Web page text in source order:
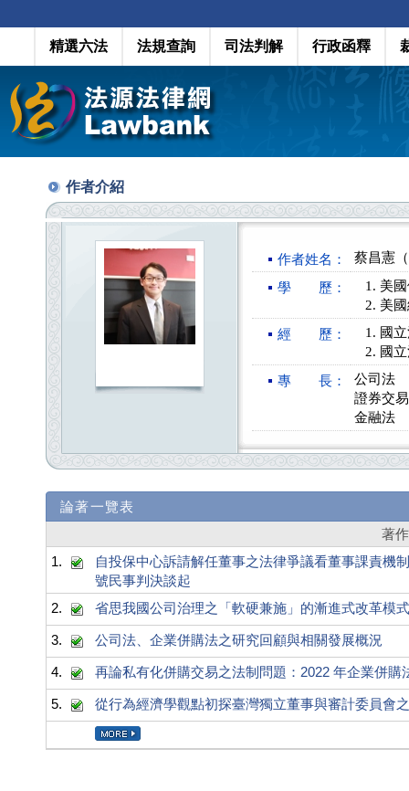
精選六法 法規查詢 司法判解 行政函釋
作者介紹
作者姓名： 蔡昌憲
學 歷：
美
美
經 歷：
國
國
專 長：
公司法
證券交
金融法
論著一覽表
著
1.
自投保中心訴請解任董事之法律爭議看董事課責機
號民事判決談起
2.
省思我國公司治理之「軟硬兼施」的漸進式改革模式
3. 公司法、企業併購法之研究回顧與相關發展概況
4. 再論私有化併購交易之法制問題：2022 年企業併購
5. 從行為經濟學觀點初探臺灣獨立董事與審計委員會